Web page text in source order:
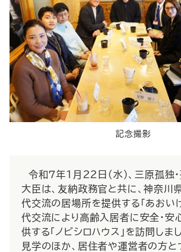
記念撮影
令和７年１月22日（水）、三原孤独
大臣は、友納政務官と共に、神奈川
代交流の居場所を提供する「あおい
代交流により高齢入居者に安全・安
供する「ノビシロハウス」を訪問しま
見学のほか、居住者や運営者の方と